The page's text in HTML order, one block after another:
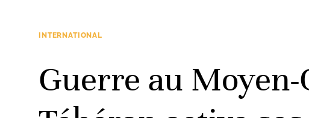
INTERNATIONAL
Guerre au